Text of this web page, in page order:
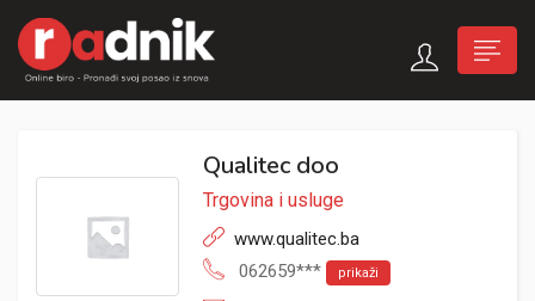
Qualitec doo
Trgovina i usluge
www.qualitec.ba
062659***
prikaži